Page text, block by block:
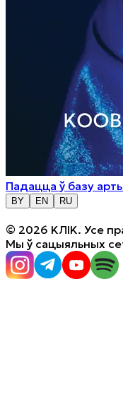
Падацца ў базу
BY EN RU
© 2026 KЛIK. Усе
Мы ў сацыяльных